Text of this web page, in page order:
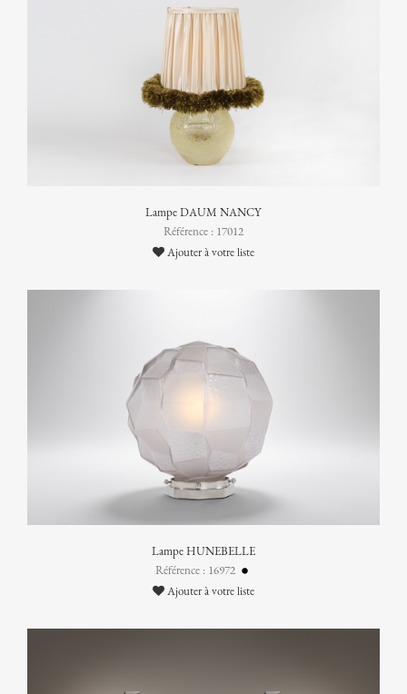
Lampe DAUM NANCY
Référence : 17012
Ajouter à votre liste
Lampe HUNEBELLE
Référence : 16972
Ajouter à votre liste